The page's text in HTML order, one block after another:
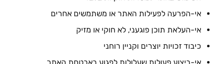
אי-הפרעה לפעילות האתר או משתמשים אחרים
אי-העלאת תוכן פוגעני, לא חוקי או מזיק
כיבוד זכויות יוצרים וקניין רוחני